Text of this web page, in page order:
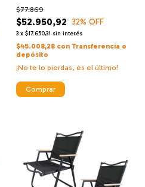
$52.950,92
$77.869
32% OFF
3 x $17.650,31 sin interés
$45.008,28 con Transferencia o
depósito
¡No te lo pierdas, es el último!
Comprar